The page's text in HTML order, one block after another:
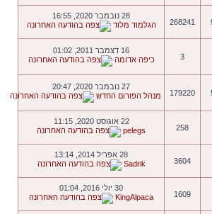
268241
28 נובמבר 2020, 16:55
הגלמוד מלוד
3
16 דצמבר 2011, 01:02
כיפה אדומה
179220
27 נובמבר 2020, 20:47
מנהל הפורום החדש
258
22 אוגוסט 2020, 11:15
pelegs
3604
28 אפריל 2014, 13:14
Sadrik
1609
30 יולי 2016, 01:04
KingAlpaca